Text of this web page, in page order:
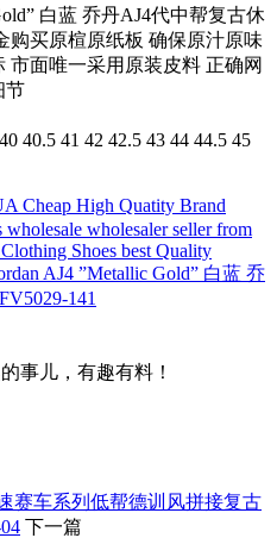
白蓝 乔丹AJ4代中帮复古休
购买原楦原纸板 确保原汁原味
市面唯一采用原装皮料 正确网
节
40.5 41 42 42.5 43 44 44.5 45
Cheap High Quatity Brand
wholesale wholesaler seller from
Shoes best Quality
AJ4 ”Metallic Gold” 白蓝 乔
141
事儿，有趣有料！
速赛车系列低帮德训风拼接复古
下一篇